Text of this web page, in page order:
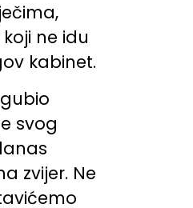
ne idu
kabinet.
svog
zvijer. Ne